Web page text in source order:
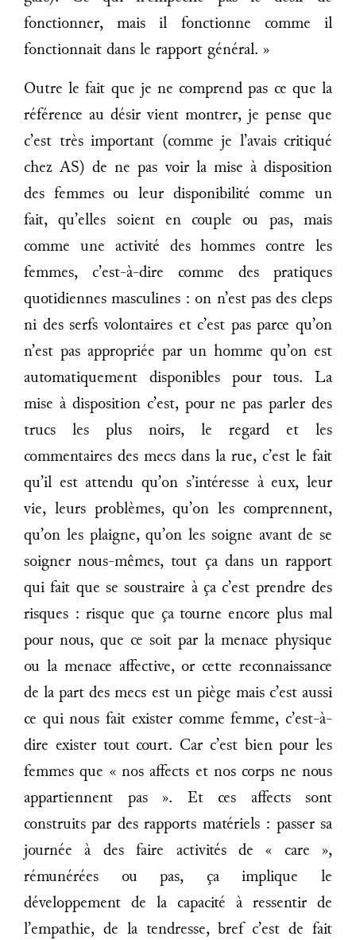
fonctionner, mais il fonctionne comme il
fonctionnait dans le rapport général. »
Outre le fait que je ne comprend pas ce que la
référence au désir vient montrer, je pense que
c’est très important (comme je l’avais critiqué
chez AS) de ne pas voir la mise à disposition
des femmes ou leur disponibilité comme un
fait, qu’elles soient en couple ou pas, mais
comme une activité des hommes contre les
femmes, c’est-à-dire comme des pratiques
quotidiennes masculines : on n’est pas des cleps
ni des serfs volontaires et c’est pas parce qu’on
n’est pas appropriée par un homme qu’on est
automatiquement disponibles pour tous. La
mise à disposition c’est, pour ne pas parler des
trucs les plus noirs, le regard et les
commentaires des mecs dans la rue, c’est le fait
qu’il est attendu qu’on s’intéresse à eux, leur
vie, leurs problèmes, qu’on les comprennent,
qu’on les plaigne, qu’on les soigne avant de se
soigner nous-mêmes, tout ça dans un rapport
qui fait que se soustraire à ça c’est prendre des
risques : risque que ça tourne encore plus mal
pour nous, que ce soit par la menace physique
ou la menace affective, or cette reconnaissance
de la part des mecs est un piège mais c’est aussi
ce qui nous fait exister comme femme, c’est-à-
dire exister tout court. Car c’est bien pour les
femmes que « nos affects et nos corps ne nous
appartiennent pas ». Et ces affects sont
construits par des rapports matériels : passer sa
journée à des faire activités de « care »,
rémunérées ou pas, ça implique le
développement de la capacité à ressentir de
l’empathie, de la tendresse, bref c’est de fait